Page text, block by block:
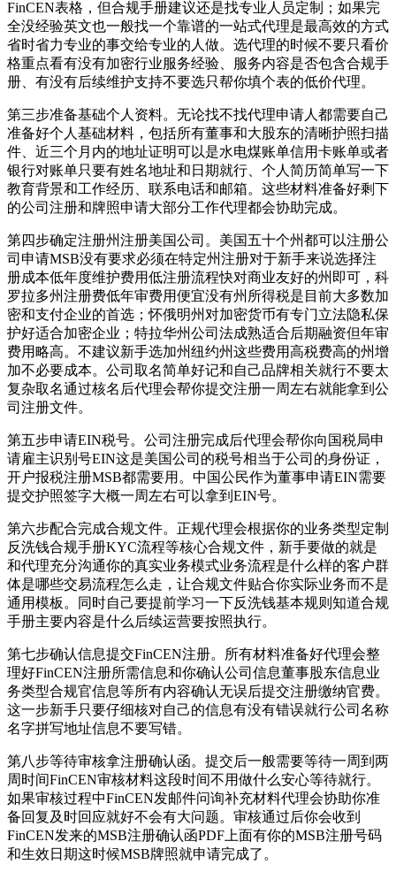
FinCEN表格，但合规手册建议还是找专业人员定制；如果完
全没经验英文也一般找一个靠谱的一站式代理是最高效的方式
省时省力专业的事交给专业的人做。选代理的时候不要只看价
格重点看有没有加密行业服务经验、服务内容是否包含合规手
册、有没有后续维护支持不要选只帮你填个表的低价代理。
第三步准备基础个人资料。无论找不找代理申请人都需要自己
准备好个人基础材料，包括所有董事和大股东的清晰护照扫描
件、近三个月内的地址证明可以是水电煤账单信用卡账单或者
银行对账单只要有姓名地址和日期就行、个人简历简单写一下
教育背景和工作经历、联系电话和邮箱。这些材料准备好剩下
的公司注册和牌照申请大部分工作代理都会协助完成。
第四步确定注册州注册美国公司。美国五十个州都可以注册公
司申请MSB没有要求必须在特定州注册对于新手来说选择注
册成本低年度维护费用低注册流程快对商业友好的州即可，科
罗拉多州注册费低年审费用便宜没有州所得税是目前大多数加
密和支付企业的首选；怀俄明州对加密货币有专门立法隐私保
护好适合加密企业；特拉华州公司法成熟适合后期融资但年审
费用略高。不建议新手选加州纽约州这些费用高税费高的州增
加不必要成本。公司取名简单好记和自己品牌相关就行不要太
复杂取名通过核名后代理会帮你提交注册一周左右就能拿到公
司注册文件。
第五步申请EIN税号。公司注册完成后代理会帮你向国税局申
请雇主识别号EIN这是美国公司的税号相当于公司的身份证，
开户报税注册MSB都需要用。中国公民作为董事申请EIN需要
提交护照签字大概一周左右可以拿到EIN号。
第六步配合完成合规文件。正规代理会根据你的业务类型定制
反洗钱合规手册KYC流程等核心合规文件，新手要做的就是
和代理充分沟通你的真实业务模式业务流程是什么样的客户群
体是哪些交易流程怎么走，让合规文件贴合你实际业务而不是
通用模板。同时自己要提前学习一下反洗钱基本规则知道合规
手册主要内容是什么后续运营要按照执行。
第七步确认信息提交FinCEN注册。所有材料准备好代理会整
理好FinCEN注册所需信息和你确认公司信息董事股东信息业
务类型合规官信息等所有内容确认无误后提交注册缴纳官费。
这一步新手只要仔细核对自己的信息有没有错误就行公司名称
名字拼写地址信息不要写错。
第八步等待审核拿注册确认函。提交后一般需要等待一周到两
周时间FinCEN审核材料这段时间不用做什么安心等待就行。
如果审核过程中FinCEN发邮件问询补充材料代理会协助你准
备回复及时回应就好不会有大问题。审核通过后你会收到
FinCEN发来的MSB注册确认函PDF上面有你的MSB注册号码
和生效日期这时候MSB牌照就申请完成了。